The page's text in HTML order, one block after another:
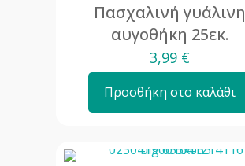
Πασχαλινή γυάλινη
αυγοθήκη 25εκ.
3,99 €
Προσθήκη στο καλάθι